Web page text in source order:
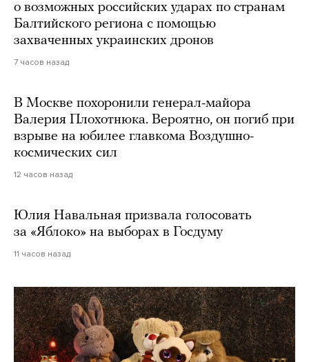
о возможных российских ударах по странам
Балтийского региона с помощью
захваченных украинских дронов
7 часов назад
В Москве похоронили генерал-майора
Валерия Плохотнюка. Вероятно, он погиб при
взрыве на юбилее главкома Воздушно-
космических сил
12 часов назад
Юлия Навальная призвала голосовать
за «Яблоко» на выборах в Госдуму
11 часов назад